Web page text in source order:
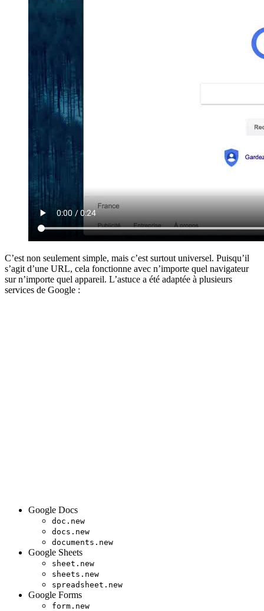
C’est non seulement simple, mais c’est surtout universel. Puisqu’il
s’agit d’une URL, cela fonctionne avec n’importe quel navigateur
sur n’importe quel appareil. L’astuce a été adaptée à plusieurs
services de Google :
Google Docs
doc.new
docs.new
documents.new
Google Sheets
sheet.new
sheets.new
spreadsheet.new
Google Forms
form.new